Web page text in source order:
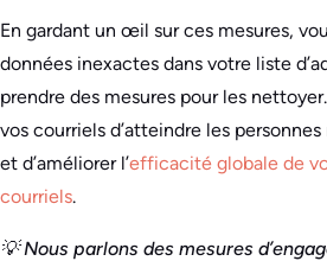
En gardant un œil sur ces mesures,
données inexactes dans votre liste
prendre des mesures pour les
vos courriels d’atteindre les
et d’améliorer l’efficacité globale de
courriels.
💡 Nous parlons des mesures